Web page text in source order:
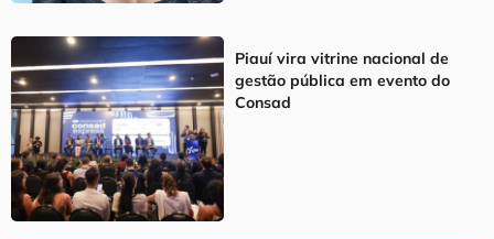
Piauí vira vitrine nacional de
gestão pública em evento do
Consad